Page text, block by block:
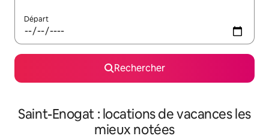
Départ
Rechercher
Saint-Enogat : locations de vacances les
mieux notées